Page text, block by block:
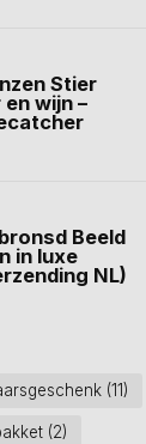
Stier
wijn –
Beeld
in luxe
NL)
(11)
(2)